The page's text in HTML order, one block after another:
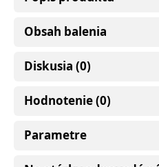
Obsah balenia
Diskusia (0)
Hodnotenie (0)
Parametre